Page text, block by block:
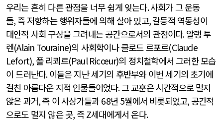
우리는 흔히 다른 관점을 너무 쉽게 잊는다.사회가 그 운동
들,즉 저항하는 행위자들에 의해 살아 있고,갈등적 역동성이
대안적 사회 구상을 그려내는 공간으로서의 관점이다.알랭 투
렌(Alain Touraine)의 사회학이나 클로드 르포르(Claude
Lefort), 폴 리쾨르(Paul Ricœur)의 정치철학에서 그러한 모습
이 드러난다.이들은 지난 세기의 후반부와 이번 세기의 초기에
걸친 아름다운 지적 인물들이었다.그 교훈은 시간적으로 멀지
않은 과거,즉 이 사상가들과68년 5월에서 비롯되었고, 공간적
으로도 멀지 않은 곳,즉Z세대에게서 온다.